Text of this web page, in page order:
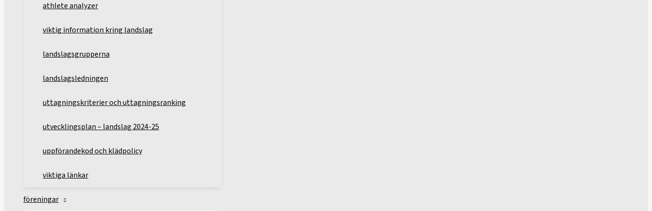
athlete analyzer
viktig information kring landslag
landslagsgrupperna
landslagsledningen
uttagningskriterier och uttagningsranking
utvecklingsplan – landslag 2024-25
uppförandekod och klädpolicy
viktiga länkar
föreningar